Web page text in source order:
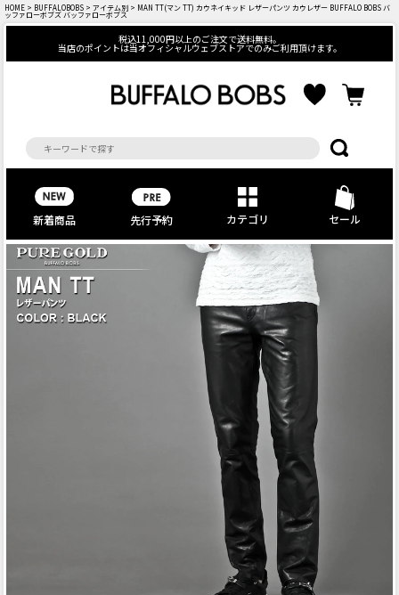
HOME > BUFFALOBOBS > アイテム別 > MAN TT(マン TT) カウネイキッド レザーパンツ カウレザー BUFFALO BOBS バ
ッファローボブズ バッファローボブス
税込11,000円以上のご注文で送料無料。
当店のポイントは当オフィシャルウェブストアでのみご利用頂けます。
新着商品 先行予約 カテゴリ セール